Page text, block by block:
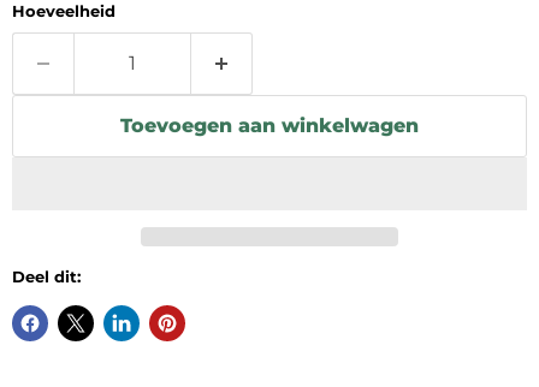
Hoeveelheid
Toevoegen aan winkelwagen
Deel dit: